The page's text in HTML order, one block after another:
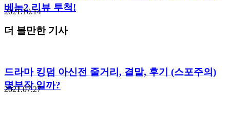
베놈2 리뷰 투척!
2021.10.14
더 볼만한 기사
드라마 킹덤 아신전 줄거리, 결말, 후기 (스포주의)
몇부작 일까?
2021.07.27